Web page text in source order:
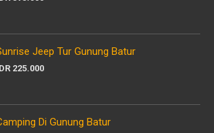
Jeep Tur Gunung Batur
225.000
Di Gunung Batur